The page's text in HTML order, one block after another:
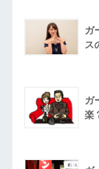
ガ
ス
ガ
楽